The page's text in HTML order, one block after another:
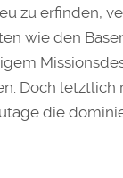
zu erfinden,
wie den
Doch
die